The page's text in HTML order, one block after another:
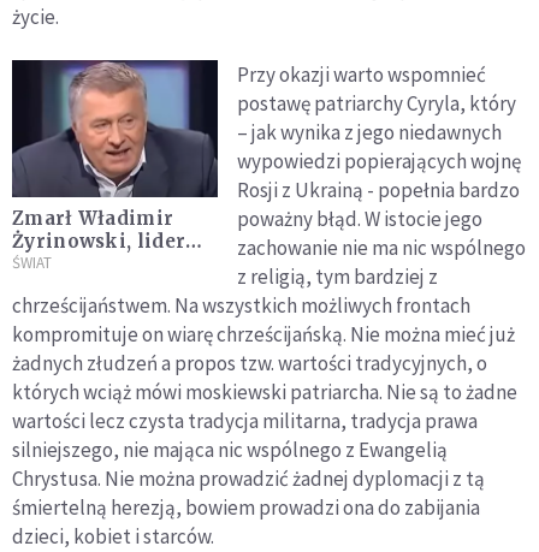
życie.
Zmarł Władimir
Żyrinowski, lider
prokremlowskiej
Demokratycznej
Partii Rosji
ŚWIAT
Przy okazji warto wspomnieć
postawę patriarchy Cyryla, który
– jak wynika z jego niedawnych
wypowiedzi popierających wojnę
Rosji z Ukrainą - popełnia bardzo
poważny błąd. W istocie jego
zachowanie nie ma nic wspólnego
z religią, tym bardziej z
chrześcijaństwem. Na wszystkich możliwych frontach
kompromituje on wiarę chrześcijańską. Nie można mieć już
żadnych złudzeń a propos tzw. wartości tradycyjnych, o
których wciąż mówi moskiewski patriarcha. Nie są to żadne
wartości lecz czysta tradycja militarna, tradycja prawa
silniejszego, nie mająca nic wspólnego z Ewangelią
Chrystusa. Nie można prowadzić żadnej dyplomacji z tą
śmiertelną herezją, bowiem prowadzi ona do zabijania
dzieci, kobiet i starców.